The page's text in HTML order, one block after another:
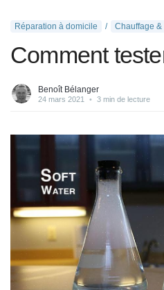
Réparation à domicile Chauffage
Comment
Benoît Bélanger
24 mars 2021 • 3 min de lecture